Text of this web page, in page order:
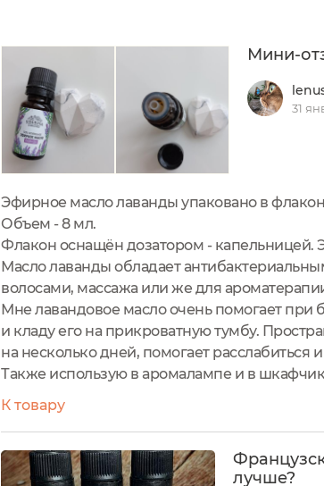
Мини-
31
Эфирное масло лаванды упаковано в
Объем - 8 мл.
Флакон оснащён дозатором - капельницей.
Масло лаванды обладает
волосами, массажа или же для
Мне лавандовое масло очень помогает при
и кладу его на прикроватную тумбу.
на несколько дней, помогает расслабиться
Также использую в аромалампе и в
К товару
лучше?